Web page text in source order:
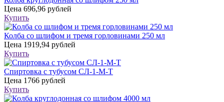
Цена 696,96 рублей
Купить
Колба со шлифом и тремя горловинами 250 мл
Цена 1919,94 рублей
Купить
Спиртовка с тубусом СЛ-1-М-Т
Цена 1766 рублей
Купить